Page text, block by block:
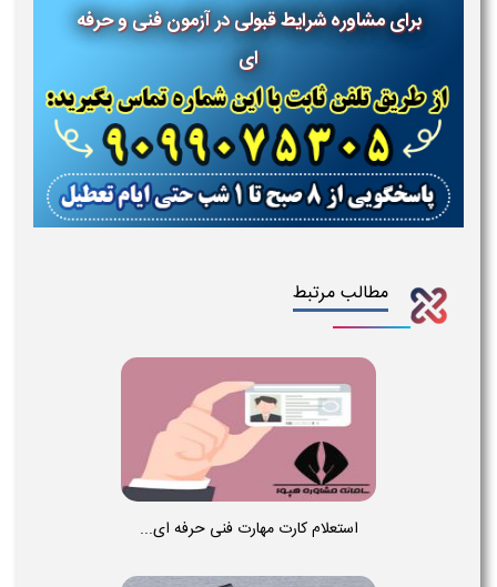
برای مشاوره شرایط قبولی در آزمون فنی و حرفه
ای
مطالب مرتبط
استعلام کارت مهارت فنی حرفه ای...